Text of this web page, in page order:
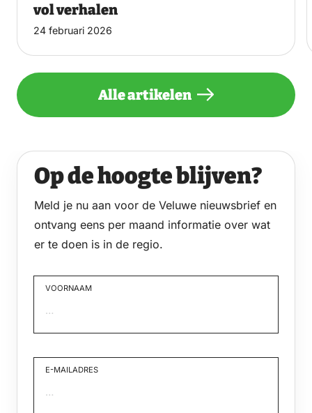
vol verhalen
24 februari 2026
Alle artikelen
Op de hoogte blijven?
Meld je nu aan voor de Veluwe nieuwsbrief en
ontvang eens per maand informatie over wat
er te doen is in de regio.
VOORNAAM
E-MAILADRES